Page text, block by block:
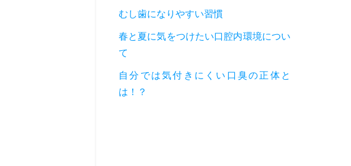
むし歯になりやすい習慣
春と夏に気をつけたい口腔内環境につい
て
自分では気付きにくい口臭の正体と
は！？